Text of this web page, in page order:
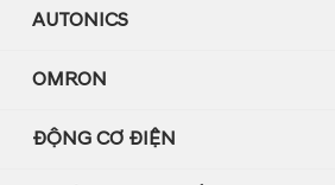
AUTONICS
OMRON
ĐỘNG CƠ ĐIỆN